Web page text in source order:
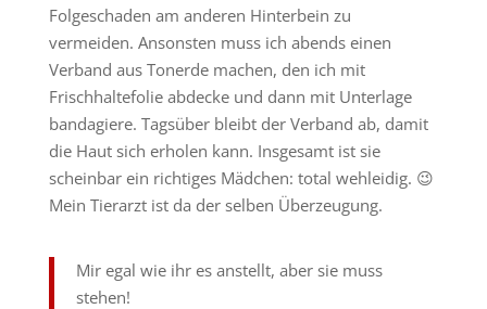
Folgeschaden am anderen Hinterbein zu
vermeiden. Ansonsten muss ich abends einen
Verband aus Tonerde machen, den ich mit
Frischhaltefolie abdecke und dann mit Unterlage
bandagiere. Tagsüber bleibt der Verband ab, damit
die Haut sich erholen kann. Insgesamt ist sie
scheinbar ein richtiges Mädchen: total wehleidig. 😉
Mein Tierarzt ist da der selben Überzeugung.
Mir egal wie ihr es anstellt, aber sie muss
stehen!